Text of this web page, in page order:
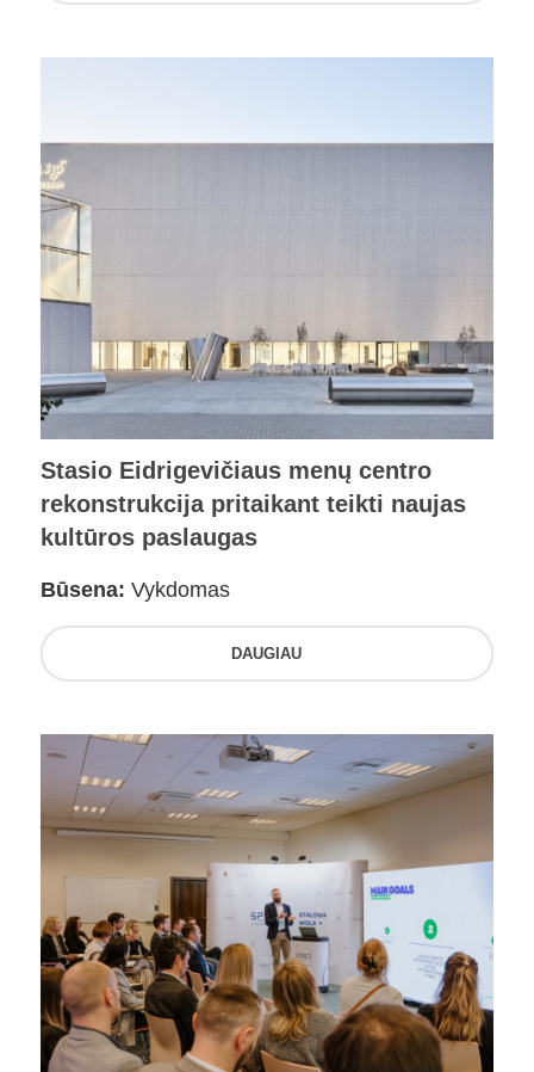
Stasio Eidrigevičiaus menų centro
rekonstrukcija pritaikant teikti naujas
kultūros paslaugas
Būsena: Vykdomas
DAUGIAU